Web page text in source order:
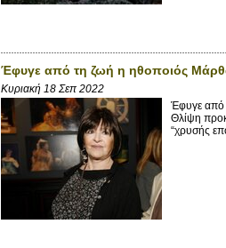
Έφυγε από τη ζωή η ηθοποιός
Κυριακή 18 Σεπ 2022
Έφυγε από
Θλίψη
“χρυσής